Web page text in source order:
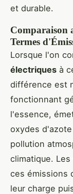
et durable.
Comparaison
Termes
Lorsque l'on
électriques à
différence est
fonctionnant
l'essence,
oxydes
pollution
climatique.
ces émissions
leur charge